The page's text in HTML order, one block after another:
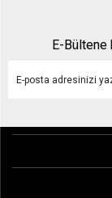
E-Bültene